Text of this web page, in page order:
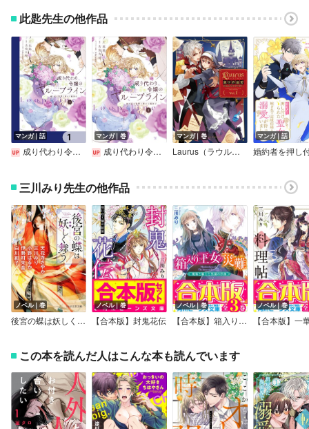
此匙先生の他作品
マンガ｜話
成り代わり令嬢のループライン【分冊版】
マンガ｜巻
成り代わり令嬢のループライン
マンガ｜巻
Laurus（ラウルス）異世界偏愛コミックアンソロジー Vol.1
マンガ｜話
三川みり先生の他作品
ノベル｜巻
後宮の蝶は妖しく舞う
ノベル｜巻
【合本版】封鬼花伝
ノベル｜巻
【合本版】箱入り王女の災難
ノベル｜巻
この本を読んだ人はこんな本も読んでいます